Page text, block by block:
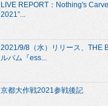
LIVE REPORT：Nothing's
2021”...
2021/9/8（水）リリース、THE
ルバム『ess...
京都大作戦2021参戦後記